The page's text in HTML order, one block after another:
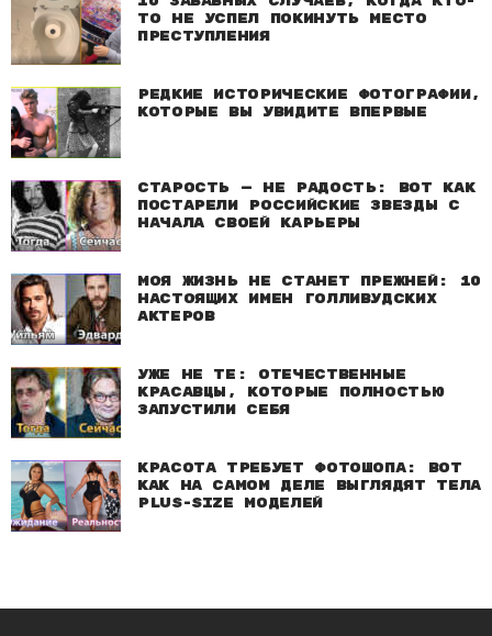
то не успел покинуть место
преступления
Редкие исторические фотографии,
которые вы увидите впервые
Старость — не радость: Вот как
постарели российские звезды с
начала своей карьеры
Моя жизнь не станет прежней: 10
настоящих имен голливудских
актеров
Уже не те: Отечественные
красавцы, которые полностью
запустили себя
Красота требует фотошопа: Вот
как на самом деле выглядят тела
plus-size моделей